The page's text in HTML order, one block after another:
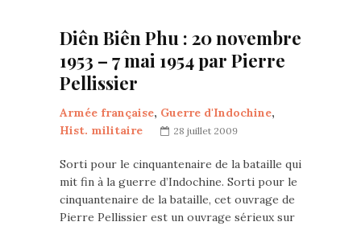
Diên Biên Phu : 20 novembre
1953 – 7 mai 1954 par Pierre
Pellissier
Armée française, Guerre d'Indochine,
Hist. militaire
28 juillet 2009
Sorti pour le cinquantenaire de la bataille qui
mit fin à la guerre d’Indochine. Sorti pour le
cinquantenaire de la bataille, cet ouvrage de
Pierre Pellissier est un ouvrage sérieux sur